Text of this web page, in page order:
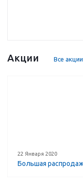
Акции Все акции
22 Января 2020
Большая